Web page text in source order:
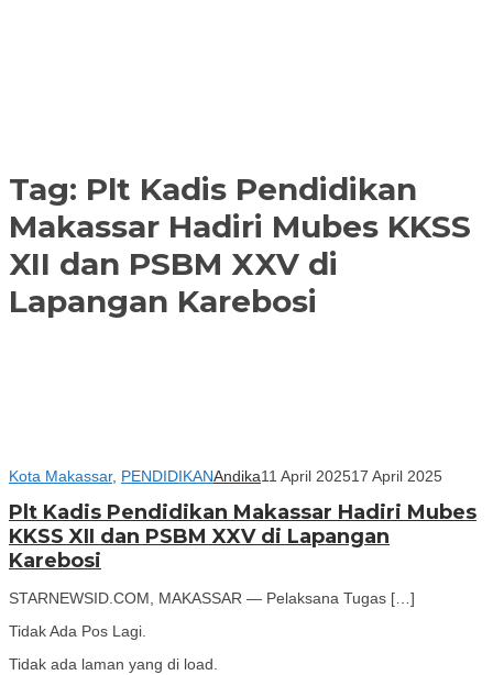
Tag: Plt Kadis Pendidikan
Makassar Hadiri Mubes KKSS
XII dan PSBM XXV di
Lapangan Karebosi
Kota Makassar, PENDIDIKANAndika11 April 202517 April 2025
Plt Kadis Pendidikan Makassar Hadiri Mubes
KKSS XII dan PSBM XXV di Lapangan
Karebosi
STARNEWSID.COM, MAKASSAR — Pelaksana Tugas […]
Tidak Ada Pos Lagi.
Tidak ada laman yang di load.